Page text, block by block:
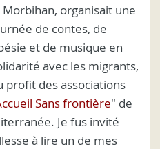
Morbihan, organisait une
de contes, de
et de musique en
avec les migrants,
profit des associations
Sans frontière" de
Je fus invité
à lire un de mes